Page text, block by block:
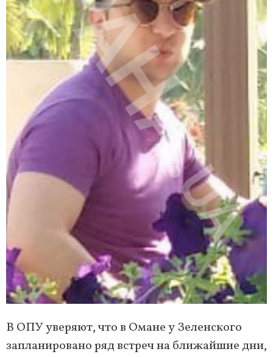
В ОПУ уверяют, что в Омане у Зеленского
запланировано ряд встреч на ближайшие дни,